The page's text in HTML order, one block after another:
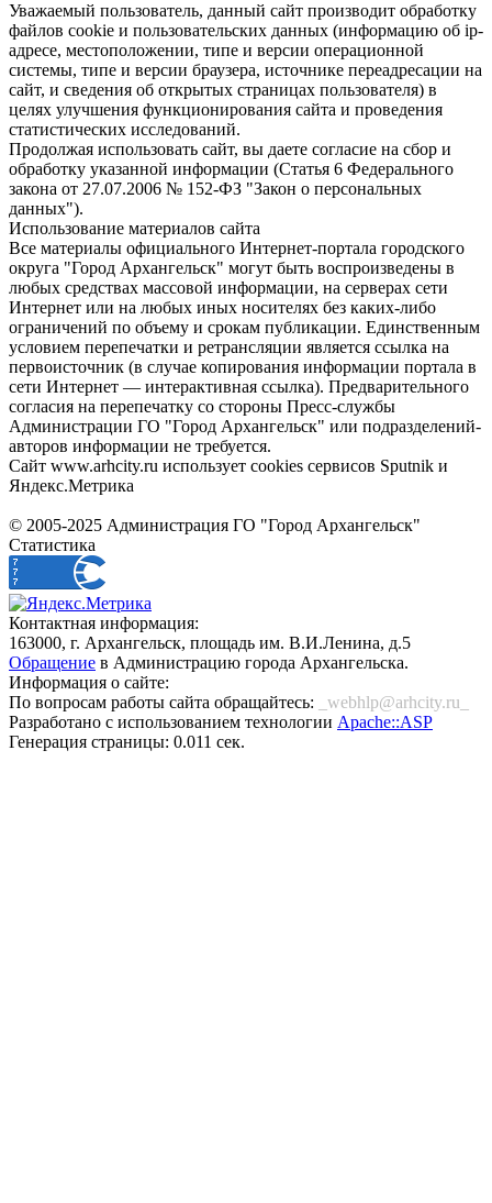
Уважаемый пользователь, данный сайт производит обработку
файлов cookie и пользовательских данных (информацию об ip-
адресе, местоположении, типе и версии операционной
системы, типе и версии браузера, источнике переадресации на
сайт, и сведения об открытых страницах пользователя) в
целях улучшения функционирования сайта и проведения
статистических исследований.
Продолжая использовать сайт, вы даете согласие на сбор и
обработку указанной информации (Статья 6 Федерального
закона от 27.07.2006 № 152-ФЗ "Закон о персональных
данных").
Использование материалов сайта
Все материалы официального Интернет-портала городского
округа "Город Архангельск" могут быть воспроизведены в
любых средствах массовой информации, на серверах сети
Интернет или на любых иных носителях без каких-либо
ограничений по объему и срокам публикации. Единственным
условием перепечатки и ретрансляции является ссылка на
первоисточник (в случае копирования информации портала в
сети Интернет — интерактивная ссылка). Предварительного
согласия на перепечатку со стороны Пресс-службы
Администрации ГО "Город Архангельск" или подразделений-
авторов информации не требуется.
Сайт www.arhcity.ru использует cookies сервисов Sputnik и
Яндекс.Метрика
© 2005-2025 Администрация ГО "Город Архангельск"
Статистика
Контактная информация:
163000, г. Архангельск, площадь им. В.И.Ленина, д.5
Обращение в Администрацию города Архангельска.
Информация о сайте:
По вопросам работы сайта обращайтесь:
_webhlp@arhcity.ru_
Разработано с использованием технологии Apache::ASP
Генерация страницы: 0.011 сек.